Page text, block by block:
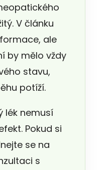
V článku
ale
by mělo vždy
stavu,
potíží.
lék nemusí
Pokud si
se na
s